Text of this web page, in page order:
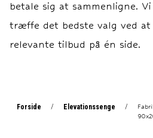
betale sig at sammenligne.
træffe det bedste valg ved
relevante tilbud på én side.
Forside / Elevationssenge /